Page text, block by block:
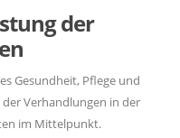
der
Gesundheit, Pflege und
Verhandlungen in der
im Mittelpunkt.